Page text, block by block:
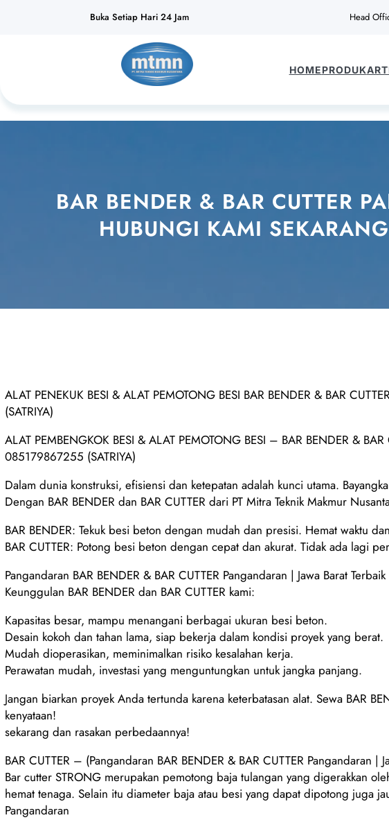
Buka Setiap Hari 24 Jam Head
HOMEPRODUK
BAR BENDER & BAR CUTTER
HUBUNGI KAMI
ALAT PENEKUK BESI & ALAT PEMOTONG BESI BAR BENDER & BAR
(SATRIYA)
ALAT PEMBENGKOK BESI & ALAT PEMOTONG BESI – BAR BENDER &
085179867255 (SATRIYA)
Dalam dunia konstruksi, efisiensi dan ketepatan adalah kunci utama.
Dengan BAR BENDER dan BAR CUTTER dari PT Mitra Teknik Makmur
BAR BENDER: Tekuk besi beton dengan mudah dan presisi. Hemat waktu
BAR CUTTER: Potong besi beton dengan cepat dan akurat. Tidak ada lagi
Pangandaran BAR BENDER & BAR CUTTER Pangandaran | Jawa Barat
Keunggulan BAR BENDER dan BAR CUTTER kami:
Kapasitas besar, mampu menangani berbagai ukuran besi beton.
Desain kokoh dan tahan lama, siap bekerja dalam kondisi proyek yang berat.
Mudah dioperasikan, meminimalkan risiko kesalahan kerja.
Perawatan mudah, investasi yang menguntungkan untuk jangka panjang.
Jangan biarkan proyek Anda tertunda karena keterbatasan alat. Sewa BAR
kenyataan!
sekarang dan rasakan perbedaannya!
BAR CUTTER – (Pangandaran BAR BENDER & BAR CUTTER
Bar cutter STRONG merupakan pemotong baja tulangan yang digerakkan
hemat tenaga. Selain itu diameter baja atau besi yang dapat dipotong juga
Pangandaran